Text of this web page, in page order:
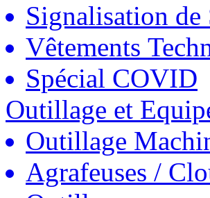
Signalisation de
Vêtements
Spécial COVID
Outillage et
Outillage
Agrafeuses /